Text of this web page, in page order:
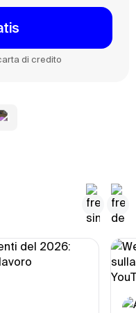
di credito